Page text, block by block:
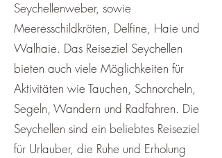
Seychellenweber, sowie
Meeresschildkröten, Delfine, Haie und
Walhaie. Das Reiseziel Seychellen
bieten auch viele Möglichkeiten für
Aktivitäten wie Tauchen, Schnorcheln,
Segeln, Wandern und Radfahren. Die
Seychellen sind ein beliebtes Reiseziel
für Urlauber, die Ruhe und Erholung